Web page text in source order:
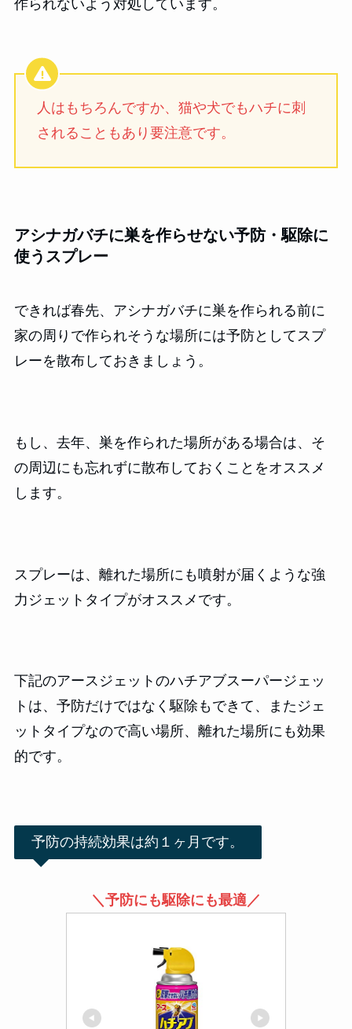
作られないよう対処しています。
人はもちろんですか、猫や犬でもハチに刺
されることもあり要注意です。
アシナガバチに巣を作らせない予防・駆除に
使うスプレー
できれば春先、アシナガバチに巣を作られる前に
家の周りで作られそうな場所には予防としてスプ
レーを散布しておきましょう。
もし、去年、巣を作られた場所がある場合は、そ
の周辺にも忘れずに散布しておくことをオススメ
します。
スプレーは、離れた場所にも噴射が届くような強
力ジェットタイプがオススメです。
下記のアースジェットのハチアブスーパージェッ
トは、予防だけではなく駆除もできて、またジェ
ットタイプなので高い場所、離れた場所にも効果
的です。
予防の持続効果は約１ヶ月です。
＼予防にも駆除にも最適／